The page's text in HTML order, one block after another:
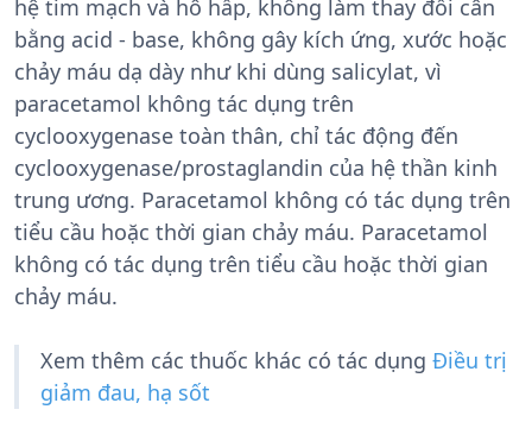
hệ tim mạch và hô hấp, không làm thay đổi cân
bằng acid - base, không gây kích ứng, xước hoặc
chảy máu dạ dày như khi dùng salicylat, vì
paracetamol không tác dụng trên
cyclooxygenase toàn thân, chỉ tác động đến
cyclooxygenase/prostaglandin của hệ thần kinh
trung ương. Paracetamol không có tác dụng trên
tiểu cầu hoặc thời gian chảy máu. Paracetamol
không có tác dụng trên tiểu cầu hoặc thời gian
chảy máu.
Xem thêm các thuốc khác có tác dụng Điều trị
giảm đau, hạ sốt